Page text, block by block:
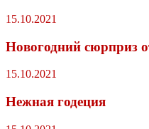
15.10.2021
Новогодний сюрприз
15.10.2021
Нежная годеция